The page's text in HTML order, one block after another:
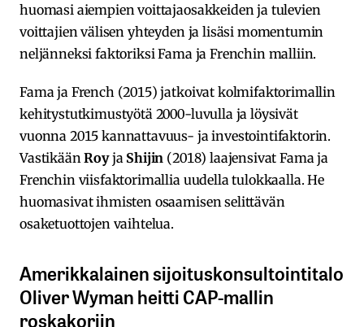
huomasi aiempien voittajaosakkeiden ja tulevien
voittajien välisen yhteyden ja lisäsi momentumin
neljänneksi faktoriksi Fama ja Frenchin malliin.
Fama ja French (2015) jatkoivat kolmifaktorimallin
kehitystutkimustyötä 2000-luvulla ja löysivät
vuonna 2015 kannattavuus- ja investointifaktorin.
Vastikään Royja Shijin (2018) laajensivat Fama ja
Frenchin viisfaktorimallia uudella tulokkaalla. He
huomasivat ihmisten osaamisen selittävän
osaketuottojen vaihtelua.
Amerikkalainen sijoituskonsultointitalo
Oliver Wyman heitti CAP-mallin
roskakoriin